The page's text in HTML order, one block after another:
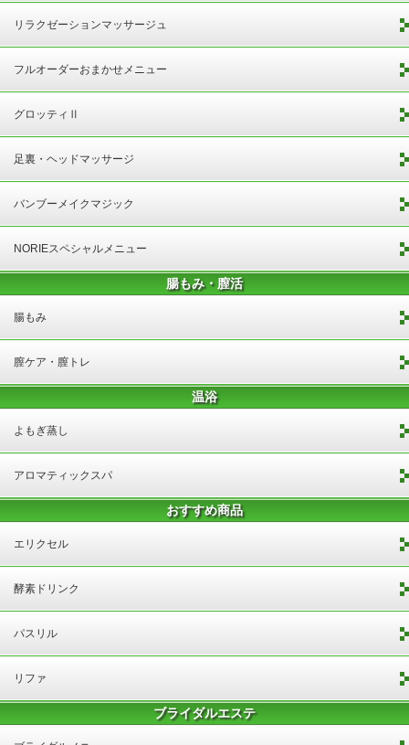
リラクゼーションマッサージュ
フルオーダーおまかせメニュー
グロッティⅡ
足裏・ヘッドマッサージ
バンブーメイクマジック
NORIEスペシャルメニュー
腸もみ・膣活
腸もみ
膣ケア・膣トレ
温浴
よもぎ蒸し
アロマティックスパ
おすすめ商品
エリクセル
酵素ドリンク
パスリル
リファ
ブライダルエステ